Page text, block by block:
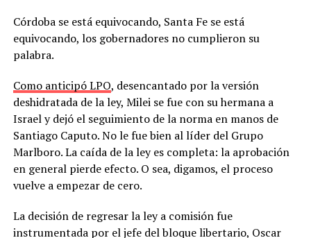
Córdoba se está equivocando, Santa Fe se está
equivocando, los gobernadores no cumplieron su
palabra.
Como anticipó LPO, desencantado por la versión
deshidratada de la ley, Milei se fue con su hermana a
Israel y dejó el seguimiento de la norma en manos de
Santiago Caputo. No le fue bien al líder del Grupo
Marlboro. La caída de la ley es completa: la aprobación
en general pierde efecto. O sea, digamos, el proceso
vuelve a empezar de cero.
La decisión de regresar la ley a comisión fue
instrumentada por el jefe del bloque libertario, Oscar